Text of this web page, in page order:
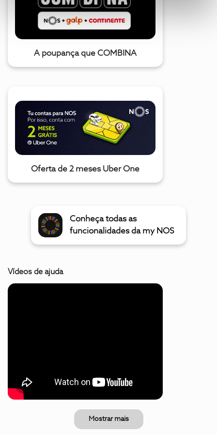
A poupança que COMBINA
Oferta de 2 meses Uber One
Conheça todas as
funcionalidades da my NOS
Vídeos de ajuda
Mostrar mais